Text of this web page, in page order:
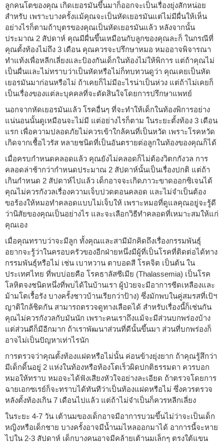
ลูกคนโตของคุณ เกิดเยอรมันขึ้นมาก็ออกจะเป็นเรื่องยุ่งสักหน่อย
สำหรับ เพราะบางครั้งแม้คุณจะเป็นหัดเยอรมันแต่ไม่มีผื่นให้เห็น
อย่างไรก็ตามถ้าบุตรของคุณเป็นหัดเยอรมันแล้ว หลังจากนั้น
ประมาณ 2 สัปดาห์ คุณมีผื่นขึ้นเหมือนกับลูกของคุณละก็ ในกรณีที่
คุณตั้งท้องไม่ถึง 3 เดือน คุณควรจะปรึกษาหมอ หมออาจพิจารณา
ทำแท้งเพื่อหลีกเลี่ยงและป้องกันเด็กในท้องไม่ให้พิการ แต่ถ้าคุณไม่
เป็นผื่นและไม่ทราบว่าเป็นหัดหรือไม่ก็ทบทวนดูว่า คุณเคยเป็นหัด
เยอรมันมาก่อนหรือไม่ ถ้าเคยก็ไม่มีอะไรน่าเป็นห่วง แต่ถ้าไม่เคยก็
เป็นเรื่องของแต่ละบุคคลที่จะตัดสินใจโดยการปรึกษาแพทย์
นอกจากหัดเยอรมันแล้ว โรคอื่นๆ ที่จะทำให้เด็กในท้องพิการอย่าง
แน่นอนนั้นดูเหมือนจะไม่มี แต่อย่างไรก็ตาม ในระยะตั้งท้อง 3 เดือน
แรก เพื่อความปลอดภัยไม่ควรเข้าใกล้คนที่เป็นหวัด เพราะโรคหวัด
เกิดจากเชื้อไวรัส หลายชนิดที่เป็นอันตรายต่อลูกในท้องของคุณก็ได้
เมื่อครบกำหนดคลอดแล้ว คุณยังไม่คลอดก็ไม่ต้องวิตกกังวล การ
คลอดล่าช้ากว่ากำหนดประมาณ 2 สัปดาห์นั้นเป็นเรื่องปกติ แต่ถ้า
เกินกำหนด 2 สัปดาห์ไปแล้ว เด็กอาจจะเกิดภาวะขาดออกซิเจนได้
คุณไม่ควรกังวลเรื่องความเจ็บปวดตอนคลอด และไม่จำเป็นต้อง
ขอร้องให้หมอทำคลอดแบบไม่เจ็บให้ เพราะหมอที่ดูแลคุณอยู่จะรู้ดี
ว่านิสัยของคุณเป็นอย่างไร และจะเลือกวิธีทำคลอดที่เหมาะสมให้แก่
คุณเอง
เมื่อคุณทราบว่าจะมีลูก ทั้งคุณและสามีมักคิดถึงเรื่องกรรมพันธุ์
อยากจะรู้ว่าในครอบครัวของอีกฝ่ายหนึ่งมีผู้ที่เป็นโรคที่ติดต่อได้ทาง
กรรมพันธุ์หรือไม่ เช่น เบาหวาน ตาบอดสี โรคจิต เป็นต้น ใน
ประเทศไทย ที่พบบ่อยคือ โรคธาลัสซีเมีย (Thalassemia) เป็นโรค
โลหิตจงชนิดหนึ่งที่พบได้ในบ้านเรา ผู้ป่วยจะมีอาการซีดเหลืองและ
ม้ามโตเรื้อรัง บางครั้งชาวบ้านเรียกว่าป้าง) ซึ่งมักพบในคู่สมรสที่เป้ฯ
ญาติใกล้ชิดกัน สามารถตรวจดูทางเลือดได้ สำหรับเรื่องนี้ก็เช่นกัน
คุณไม่ควรกังวลกับมันนัก เพราะคนเราถึงแม้จะมีส่วนบกพร่องบ้าง
แต่ส่วนดีก็มีอีกมาก ถ้าเราพัฒนาส่วนที่ดีนั้นขึ้นมา ส่วนที่บกพร่องก็
อาจไม่เป็นปัญหาเท่าไรนัก
การตรวจว่าคุณตั้งท้องแฝดหรือไม่นั้น ค่อนข้างยุ่งยาก ถ้าคุณรู้สึกว่า
มีเด็กดิ้นอยู่ 2 แห่งในท้องหรือท้องโตเร็วผิดปกติธรรมดา ควรบอก
หมอให้ทราบ หมอจะได้ฟังเสียงหัวใจอย่างละเอียด ถ้าตรวจโดยการ
ฉายเอกซเรย์ก็จะทราบได้ทันทีว่าเป็นท้องแฝดหรือไม่ ซึ่งควรตรวจ
หลังตั้งท้องเกิน 7 เดือนไปแล้ว แต่ถ้าไม่จำเป็นก็ควรหลีกเลี่ยง
ในระยะ 4-7 วัน เต้านมของเด็กอาจมีอาการบวมขึ้นไม่ว่าจะเป็นเด็ก
หญิงหรือเด็กชาย บางครั้งอาจมีน้ำนมไหลออกมาได้ อาการนี้จะหาย
ไปใน 2-3 สัปดาห์ เด็กบางคนอาจมีคล้ายเต้านมเล็กๆ ตรงใต้แขน